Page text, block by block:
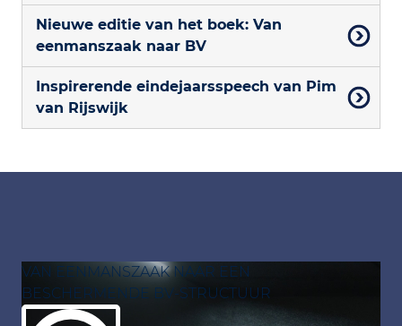
Nieuwe editie van het boek: Van
eenmanszaak naar BV
Inspirerende eindejaarsspeech van Pim
van Rijswijk
VAN EENMANSZAAK NAAR EEN
BESCHERMENDE BV-STRUCTUUR